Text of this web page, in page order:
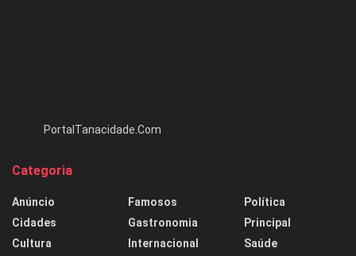
PortalTanacidade.Com
Categoria
Anúncio
Cidades
Cultura
Famosos
Gastronomia
Internacional
Política
Principal
Saúde